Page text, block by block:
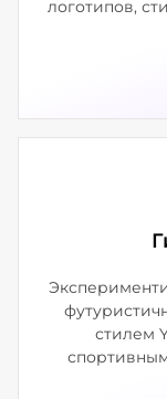
логотипов,
стилем